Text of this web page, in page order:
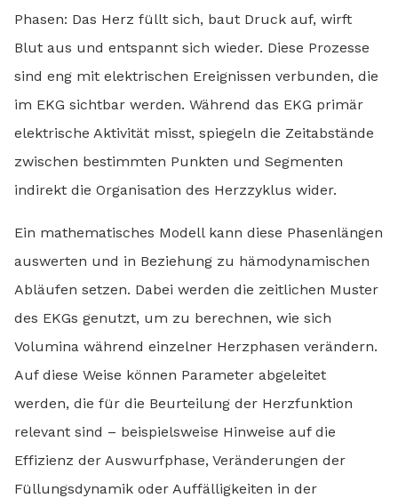
Phasen: Das Herz füllt sich, baut Druck auf, wirft
Blut aus und entspannt sich wieder. Diese Prozesse
sind eng mit elektrischen Ereignissen verbunden, die
im EKG sichtbar werden. Während das EKG primär
elektrische Aktivität misst, spiegeln die Zeitabstände
zwischen bestimmten Punkten und Segmenten
indirekt die Organisation des Herzzyklus wider.
Ein mathematisches Modell kann diese Phasenlängen
auswerten und in Beziehung zu hämodynamischen
Abläufen setzen. Dabei werden die zeitlichen Muster
des EKGs genutzt, um zu berechnen, wie sich
Volumina während einzelner Herzphasen verändern.
Auf diese Weise können Parameter abgeleitet
werden, die für die Beurteilung der Herzfunktion
relevant sind – beispielsweise Hinweise auf die
Effizienz der Auswurfphase, Veränderungen der
Füllungsdynamik oder Auffälligkeiten in der